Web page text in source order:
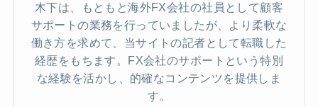
木下は、もともと海外FX会社の社員として顧客
サポートの業務を行っていましたが、より柔軟な
働き方を求めて、当サイトの記者として転職した
経歴をもちます。FX会社のサポートという特別
な経験を活かし、的確なコンテンツを提供しま
す。